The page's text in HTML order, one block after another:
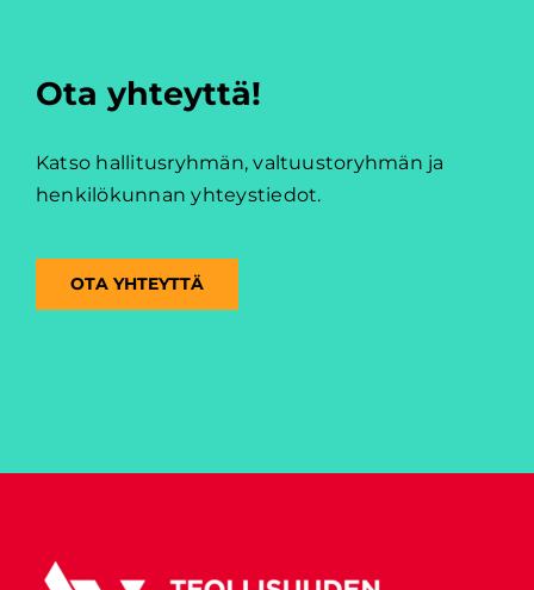
Ota yhteyttä!
Katso hallitusryhmän, valtuustoryhmän ja
henkilökunnan yhteystiedot.
OTA YHTEYTTÄ